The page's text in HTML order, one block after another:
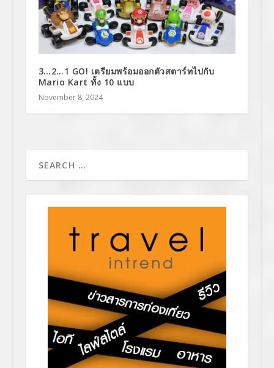
3…2…1 GO! เตรียมพร้อมออกตัวสตาร์ทไปกับ
Mario Kart ทั้ง 10 แบบ
November 8, 2024